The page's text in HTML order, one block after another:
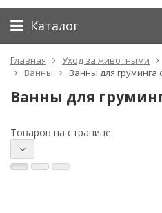
Каталог
Главная Уход за животными
Ванны
Ванны для груминга
Ванны для
Товаров на странице: